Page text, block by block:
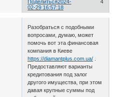
Поделиться 4
2024-
02-29 16:57:18
Разобраться с подобными
вопросами, думаю, может
помочь вот эта финансовая
компания в Киеве
https://diamantplus.com.ua/
Предоставляют варианты
кредитования под залог
другого имущества, при этом
давая крупные суммы под